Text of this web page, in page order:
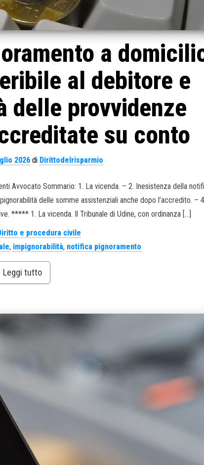
a
al debitore e
delle provvidenze
su conto
2026di Dirittodelrisparmio
Avvocato Sommario: 1. La vicenda. – 2. Inesistenza della
delle somme assistenziali anche dopo l’accredito. –
***** 1. La vicenda. Il Tribunale di Udine, con ordinanza […]
e procedura civile
, impignorabilità, notifica pignoramento
Leggi tutto